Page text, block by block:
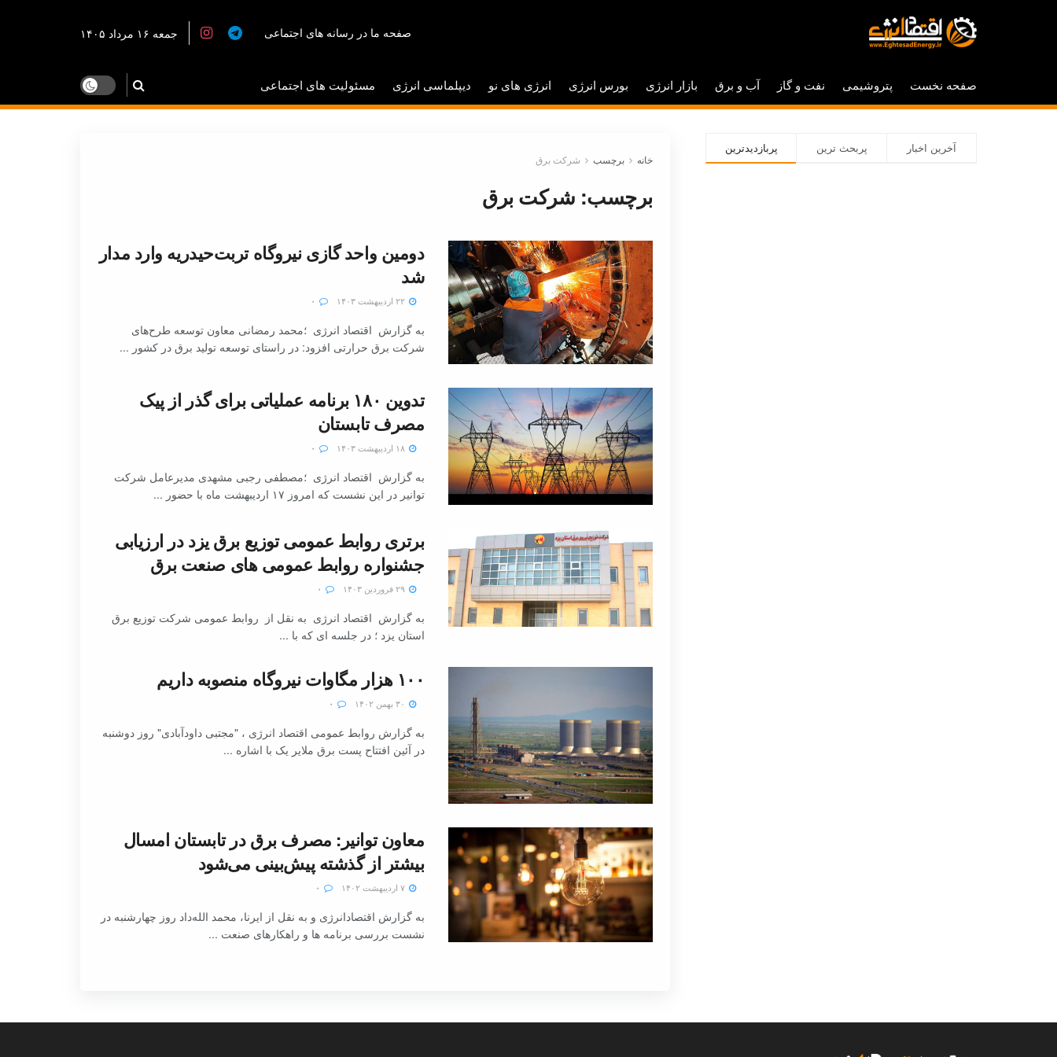
صفحه ما در رسانه های اجتماعی جمعه ۱۶ مرداد ۱۴۰۵
صفحه نخست پتروشیمی نفت و گاز آب و برق بازار انرژی بورس انرژی انرژی های نو دیپلماسی انرژی مسئولیت های اجتماعی
خانه برچسب شرکت برق
برچسب: شرکت برق
دومین واحد گازی نیروگاه تربت‌حیدریه وارد مدار
شد
۲۲ اردیبهشت ۱۴۰۳
به گزارش اقتصاد انرژی ؛محمد رمضانی معاون توسعه طرح‌های
شرکت برق حرارتی افزود: در راستای توسعه تولید برق در کشور ...
تدوین ۱۸۰ برنامه عملیاتی برای گذر از پیک
مصرف تابستان
۱۸ اردیبهشت ۱۴۰۳
به گزارش اقتصاد انرژی ؛مصطفی رجبی مشهدی مدیرعامل شرکت
توانیر در این نشست که امروز ۱۷ اردیبهشت ماه با حضور ...
برتری روابط عمومی توزیع برق یزد در ارزیابی
جشنواره روابط عمومی های صنعت برق
به گزارش اقتصاد انرژی به نقل از روابط عمومی شرکت توزیع برق
استان یزد ؛ در جلسه ای که با ...
۱۰۰ هزار مگاوات نیروگاه منصوبه داریم
به گزارش روابط عمومی اقتصاد انرژی ، "مجتبی داودآبادی" روز دوشنبه
در آئین افتتاح پست برق ملایر یک با اشاره ...
معاون توانیر: مصرف برق در تابستان امسال
بیشتر از گذشته پیش‌بینی می‌شود
۷ اردیبهشت ۱۴۰۲
به گزارش اقتصادانرژی و به نقل از ایرنا، محمد الله‌داد روز چهارشنبه در
نشست بررسی برنامه ها و راهکارهای صنعت ...
پربازدیدترین پربحث ترین آخرین اخبار